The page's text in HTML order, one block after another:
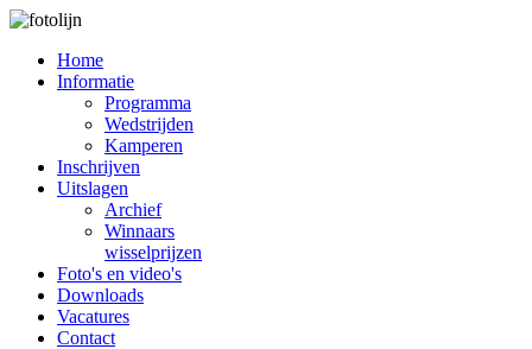
Home
Informatie
Programma
Wedstrijden
Kamperen
Inschrijven
Uitslagen
Archief
Winnaars
wisselprijzen
Foto's en video's
Downloads
Vacatures
Contact